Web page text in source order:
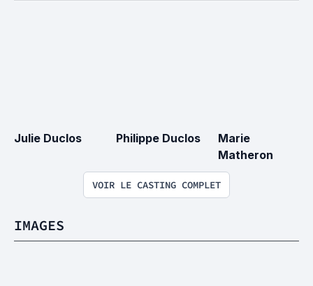
Julie Duclos Philippe Duclos
Marie
Matheron
VOIR LE CASTING COMPLET
IMAGES